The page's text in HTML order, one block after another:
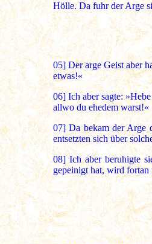
Hölle. Da fuhr der Arge
05] Der arge Geist aber
etwas!«
06] Ich aber sagte:
allwo du ehedem warst!«
07] Da bekam der Arge
entsetzten sich über
08] Ich aber beruhigte
gepeinigt hat, wird fortan